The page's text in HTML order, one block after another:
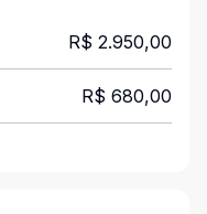
R$ 2.950,00
R$ 680,00